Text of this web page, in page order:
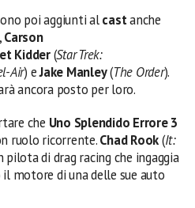
poi aggiunti alcastanche
Carson
Kidder(Star Trek:
Air) eJake Manley(The Order).
ancora posto per loro.
che Uno Splendido Errore 3
ruolo ricorrente.Chad Rook(It:
pilota di drag racing che ingaggia
motore di una delle sue auto